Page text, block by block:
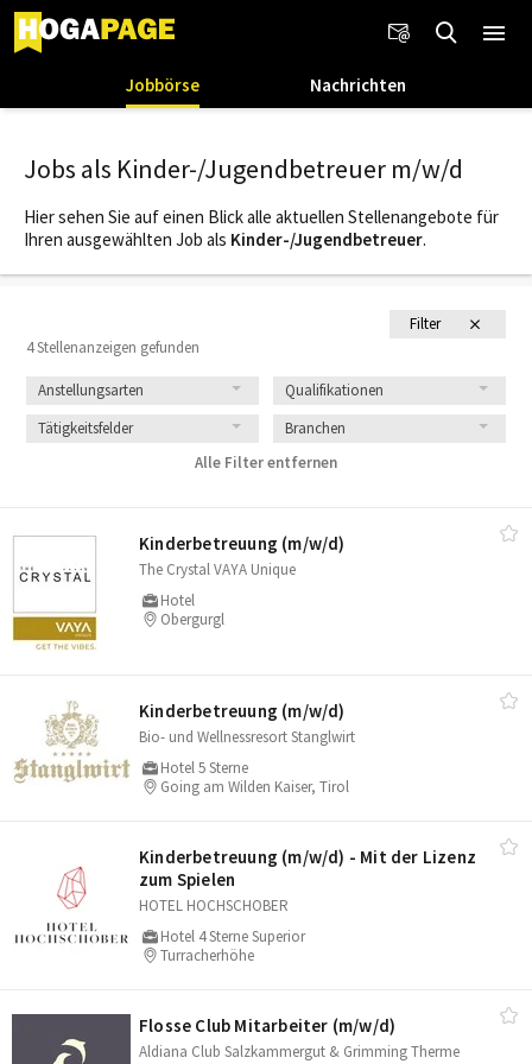
Jobbörse Nachrichten
Filter
4 Stellenanzeigen gefunden
Anstellungsarten
Qualifikationen
Tätigkeitsfelder
Branchen
Alle Filter entfernen
Kinderbetreuung (m/​w/​d)
The Crystal VAYA Unique
Hotel
Obergurgl
Kinderbetreuung (m/​w/​d)
Bio- und Wellnessresort Stanglwirt
Hotel 5 Sterne
Going am Wilden Kaiser, Tirol
Kinderbetreuung (m/​w/​d) - Mit der Lizenz
zum Spielen
HOTEL HOCHSCHOBER
Hotel 4 Sterne Superior
Turracherhöhe
Flosse Club Mitarbeiter (m/​w/​d)
Aldiana Club Salzkammergut & Grimming Therme
Jobs als Kinder-/Jugendbetreuer m/w/d
Hier sehen Sie auf einen Blick alle aktuellen Stellenangebote für
Ihren ausgewählten Job als Kinder-/Jugendbetreuer.